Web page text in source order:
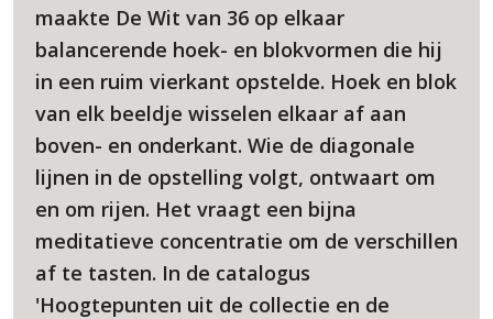
maakte De Wit van 36 op elkaar
balancerende hoek- en blokvormen die hij
in een ruim vierkant opstelde. Hoek en blok
van elk beeldje wisselen elkaar af aan
boven- en onderkant. Wie de diagonale
lijnen in de opstelling volgt, ontwaart om
en om rijen. Het vraagt een bijna
meditatieve concentratie om de verschillen
af te tasten. In de catalogus
'Hoogtepunten uit de collectie en de